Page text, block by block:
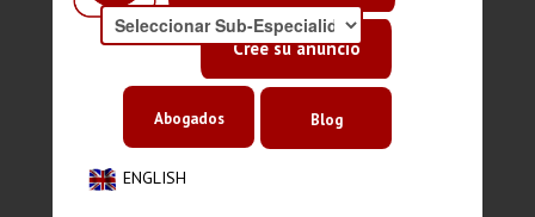
Cree su anuncio
ENGLISH
Abogados Blog